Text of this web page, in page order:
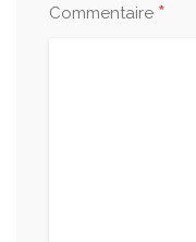
Commentaire *